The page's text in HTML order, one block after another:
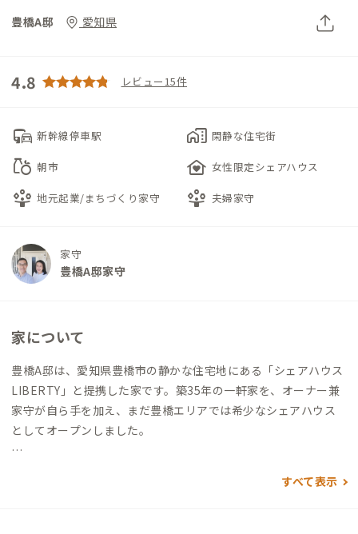
豊橋A邸 愛知県
4.8 レビュー15件
commute 新幹線停車駅 home_work 閑静な住宅街
grocery 朝市 family_home 女性限定シェアハウス
person_play 地元起業/まちづくり家守 person_play 夫婦家守
家守
豊橋A邸家守
家について
豊橋A邸は、愛知県豊橋市の静かな住宅地にある「シェアハウス
LIBERTY」と提携した家です。築35年の一軒家を、オーナー兼
家守が自ら手を加え、まだ豊橋エリアでは希少なシェアハウス
としてオープンしました。
バシーを重視される方も安心です。201号室は南向きの明るい部
すべて表示